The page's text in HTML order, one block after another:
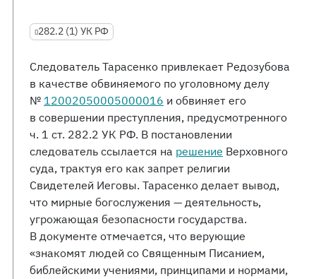
282.2 (1) УК РФ
Следователь Тарасенко привлекает Редозубова
в качестве обвиняемого по уголовному делу
№ 12002050005000016 и обвиняет его
в совершении преступления, предусмотренного
ч. 1 ст. 282.2 УК РФ. В постановлении
следователь ссылается на решение Верховного
суда, трактуя его как запрет религии
Свидетелей Иеговы. Тарасенко делает вывод,
что мирные богослужения — деятельность,
угрожающая безопасности государства.
В документе отмечается, что верующие
«знакомят людей со Священным Писанием,
библейскими учениями, принципами и нормами,